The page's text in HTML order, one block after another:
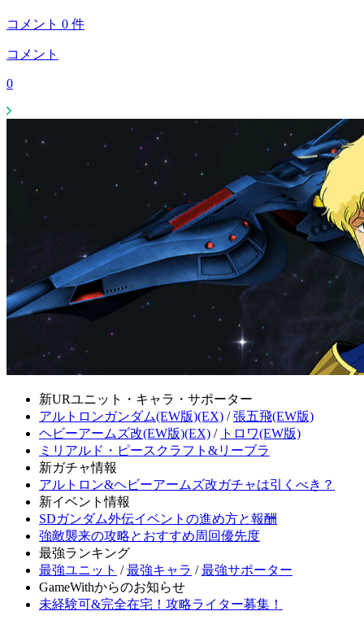
コメント 0 件
コメント
0
新URユニット・キャラ・サポーター
アルトロンガンダム(EW版)(EX) /張五飛(EW版)
ヘビーアームズ改(EW版)(EX) / トロワ(EW版)
ミリアルド・ピースクラフト&リーブラ
新ガチャ情報
アルトロン&ヘビーアームズ改ガチャは引くべき？
新イベント情報
SDガンダム外伝イベントの進め方と報酬
強敵襲来の攻略とおすすめ周回優先度
最強ランキング
最強ユニット /最強キャラ /最強サポーター
GameWithからのお知らせ
未経験可&完全在宅！攻略ライター募集！